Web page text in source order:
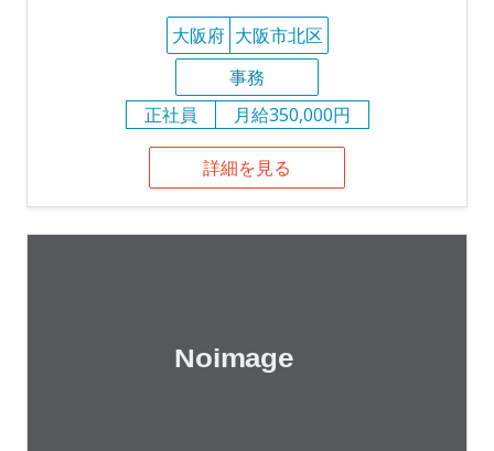
大阪府 大阪市北区
事務
正社員
月給350,000円
詳細を見る